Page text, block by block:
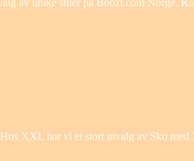
XXL har vi et stort utvalg av Sko med